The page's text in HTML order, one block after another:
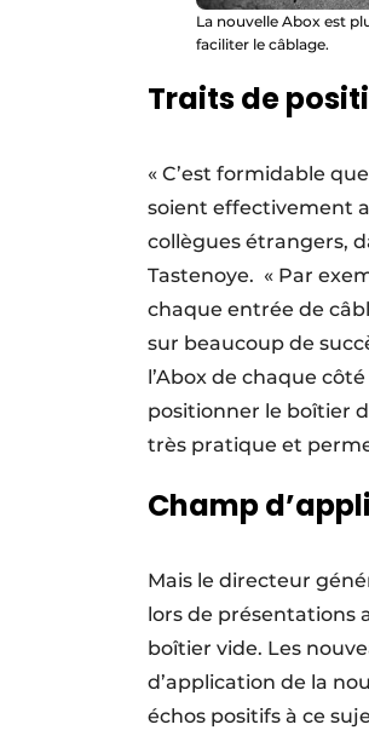
La nouvelle Abox est
faciliter le câblage.
Traits de
« C’est formidable
soient effectivement
collègues étrangers,
Tastenoye. « Par
chaque entrée de
sur beaucoup de
l’Abox de chaque
positionner le boîtier
très pratique et
Champ
Mais le directeur
lors de présentations
boîtier vide. Les
d’application de la
échos positifs à ce